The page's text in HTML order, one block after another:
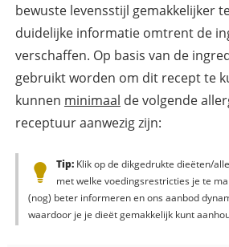
bewuste levensstijl gemakkelijker
duidelijke informatie omtrent de
verschaffen. Op basis van de
gebruikt worden om dit recept te
kunnen minimaal de volgende
receptuur aanwezig zijn:
Tip:Klik op de dikgedrukte dieëten/
met welke voedingsrestricties je te
(nog) beter informeren en ons aanbod
waardoor je je dieët gemakkelijk kunt